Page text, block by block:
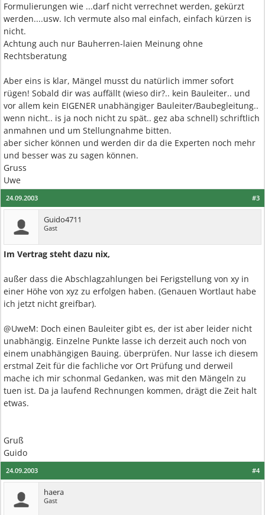
Formulierungen wie ...darf nicht verrechnet werden, gekürzt
werden....usw. Ich vermute also mal einfach, einfach kürzen is
nicht.
Achtung auch nur Bauherren-laien Meinung ohne
Rechtsberatung
Aber eins is klar, Mängel musst du natürlich immer sofort
rügen! Sobald dir was auffällt (wieso dir?.. kein Bauleiter.. und
vor allem kein EIGENER unabhängiger Bauleiter/Baubegleitung..
wenn nicht.. is ja noch nicht zu spät.. gez aba schnell) schriftlich
anmahnen und um Stellungnahme bitten.
aber sicher können und werden dir da die Experten noch mehr
und besser was zu sagen können.
Gruss
Uwe
#3
24.09.2003
Guido4711
Gast
Im Vertrag steht dazu nix,
außer dass die Abschlagzahlungen bei Ferigstellung von xy in
einer Höhe von xyz zu erfolgen haben. (Genauen Wortlaut habe
ich jetzt nicht greifbar).
@UweM: Doch einen Bauleiter gibt es, der ist aber leider nicht
unabhängig. Einzelne Punkte lasse ich derzeit auch noch von
einem unabhängigen Bauing. überprüfen. Nur lasse ich diesem
erstmal Zeit für die fachliche vor Ort Prüfung und derweil
mache ich mir schonmal Gedanken, was mit den Mängeln zu
tuen ist. Da ja laufend Rechnungen kommen, drägt die Zeit halt
etwas.
Gruß
Guido
#4
24.09.2003
haera
Gast